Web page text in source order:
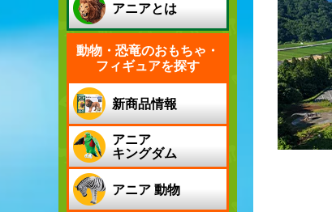
アニアとは
動物・恐竜のおもちゃ・
フィギュアを探す
新商品情報
アニア
キングダム
アニア 動物